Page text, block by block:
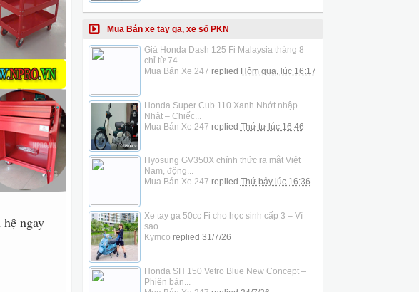
ngay
Mua Bán xe tay ga, xe số PKN
Giá Honda Dash 125 Fi Malaysia tháng 8
chỉ từ 74...
Mua Bán Xe 247 replied Hôm qua, lúc 16:17
Honda Super Cub 110 Xanh Nhớt nhập
Nhật – Chiếc...
Mua Bán Xe 247 replied Thứ tư lúc 16:46
Hyosung GV350X chính thức ra mắt Việt
Nam, động...
Mua Bán Xe 247 replied Thứ bảy lúc 16:36
Xe tay ga 50cc Fi cho học sinh cấp 3 – Vì
sao...
Kymco replied 31/7/26
Honda SH 150 Vetro Blue New Concept –
Phiên bản...